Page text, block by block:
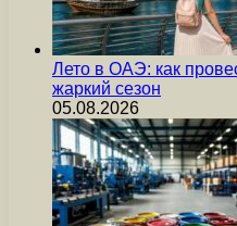
Лето в ОАЭ: как
жаркий сезон
05.08.2026